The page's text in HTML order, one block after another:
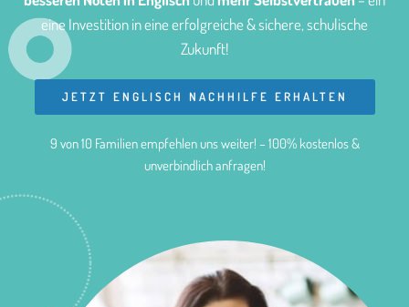
eine Investition in eine erfolgreiche & sichere, schulische
Zukunft!
JETZT ENGLISCH NACHHILFE ERHALTEN
9 von 10 Familien empfehlen uns weiter! – 100% kostenlos &
unverbindlich anfragen!